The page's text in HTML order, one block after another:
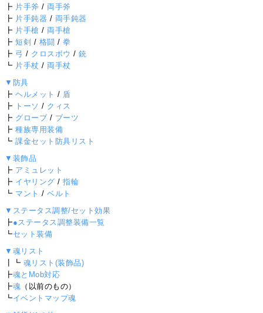
┣ 片手斧 / 両手斧
┣ 片手鈍器 / 両手鈍器
┣ 片手槍 / 両手槍
┣短剣 / 格闘 /拳
┣ 弓 / クロスボウ /銃
┗ 片手杖 / 両手杖
▼防具
┣ヘルメット / 盾
┣ トーソ / クィス
┣ グローブ / ブーツ
┣種族専用装備
┗課金セット防具リスト
▼装飾品
┣ アミュレット
┣ イヤリング /指輪
┗ マント /ベルト
▼ステータス調整/セット効果
┣●ステータス調整装備一覧
┗セット装備
▼魂リスト
┃┗ 魂リスト(装飾品)
┣魂とMob対応
┣魂 （以前のもの）
┗イベントマップ魂